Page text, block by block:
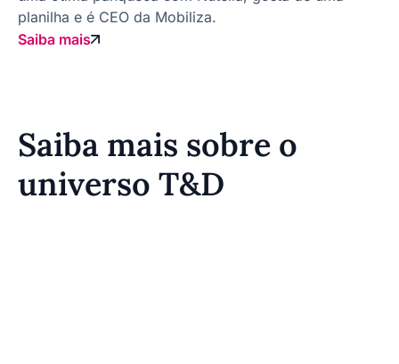
planilha e é CEO da Mobiliza.
Saiba mais
Saiba mais sobre o
universo T&D